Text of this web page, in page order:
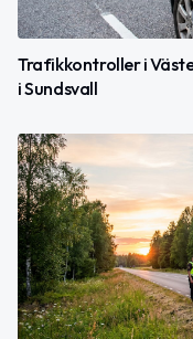
Trafikkontroller i
i Sundsvall